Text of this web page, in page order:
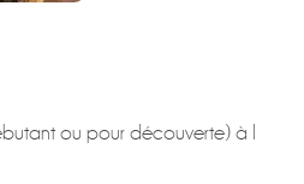
ou pour découverte) à l